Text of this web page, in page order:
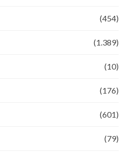
(454)
(1.389)
(10)
(176)
(601)
(79)